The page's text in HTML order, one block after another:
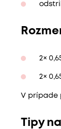
2×
2×
V prípade
Tipy